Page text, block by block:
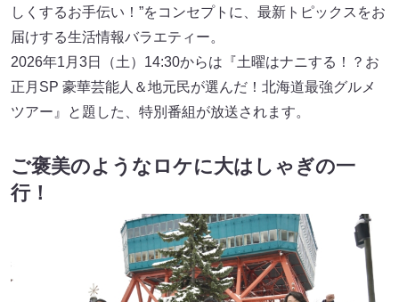
しくするお手伝い！”をコンセプトに、最新トピックスをお
届けする生活情報バラエティー。
2026年1月3日（土）14:30からは『土曜はナニする！？お
正月SP 豪華芸能人＆地元民が選んだ！北海道最強グルメ
ツアー』と題した、特別番組が放送されます。
ご褒美のようなロケに大はしゃぎの一
行！